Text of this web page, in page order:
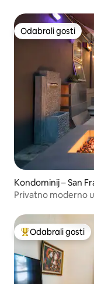
Odabrali gosti
Odabrali gosti
Kondominij – San
Privatno moderno
Među najviše
Odabrali gosti